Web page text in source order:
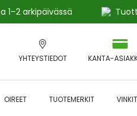
1–2 arkipäivässä
YHTEYSTIEDOT KANTA-
OIREET TUOTEMERKIT VINKIT